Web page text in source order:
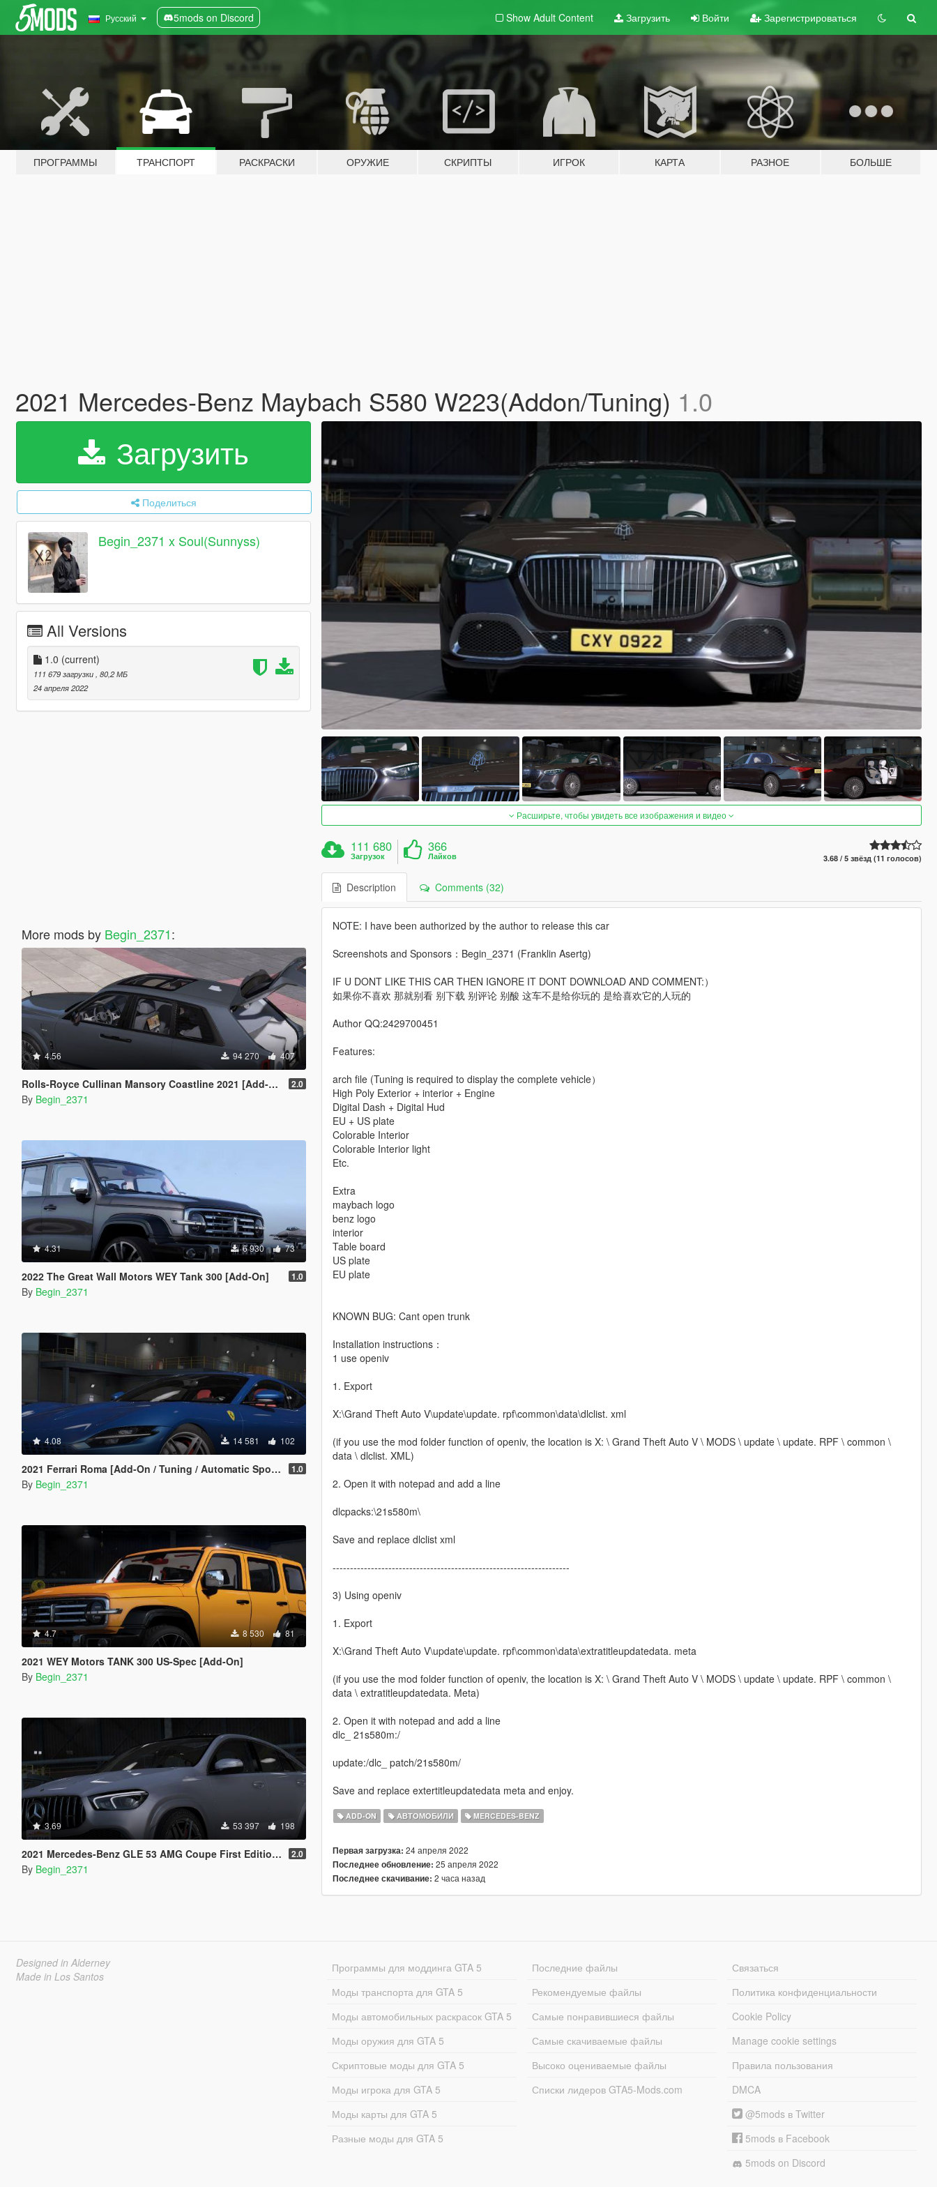
Русский 5mods on Discord Show Adult Content Загрузить Войти Зарегистрироваться
ПРОГРАММЫ ТРАНСПОРТ РАСКРАСКИ ОРУЖИЕ СКРИПТЫ ИГРОК КАРТА РАЗНОЕ БОЛЬШЕ
2021 Mercedes-Benz Maybach S580 W223(Addon/Tuning) 1.0
Загрузить
Поделиться
Begin_2371 x Soul(Sunnyss)
All Versions
1.0 (current)
111 679 загрузки , 80,2 МБ
24 апреля 2022
More mods by Begin_2371:
4.56 94 270 407
Rolls-Royce Cullinan Mansory Coastline 2021 [Add-On] 2.0
By Begin_2371
4.31 6 930 73
2022 The Great Wall Motors WEY Tank 300 [Add-On] 1.0
By Begin_2371
4.08 14 581 102
2021 Ferrari Roma [Add-On / Tuning / Automatic Spoiler] 1.0
By Begin_2371
4.7 8 530 81
2021 WEY Motors TANK 300 US-Spec [Add-On]
By Begin_2371
3.69 53 397 198
2021 Mercedes-Benz GLE 53 AMG Coupe First Edition [Add-On / Replace / FiveM] 2.0
By Begin_2371
Расширьте, чтобы увидеть все изображения и видео
111 680
Загрузок
366
Лайков 3.68 / 5 звёзд (11 голосов)
Description Comments (32)
NOTE: I have been authorized by the author to release this car
Screenshots and Sponsors：Begin_2371 (Franklin Asertg)
IF U DONT LIKE THIS CAR THEN IGNORE IT DONT DOWNLOAD AND COMMENT:）
如果你不喜欢 那就别看 别下载 别评论 别酸 这车不是给你玩的 是给喜欢它的人玩的
Author QQ:2429700451
Features:
arch file (Tuning is required to display the complete vehicle）
High Poly Exterior + interior + Engine
Digital Dash + Digital Hud
EU + US plate
Colorable Interior
Colorable Interior light
Etc.
Extra
maybach logo
benz logo
interior
Table board
US plate
EU plate
KNOWN BUG: Cant open trunk
Installation instructions：
1 use openiv
1. Export
X:\Grand Theft Auto V\update\update. rpf\common\data\dlclist. xml
(if you use the mod folder function of openiv, the location is X: \ Grand Theft Auto V \ MODS \ update \ update. RPF \ common \
data \ dlclist. XML)
2. Open it with notepad and add a line
dlcpacks:\21s580m\
Save and replace dlclist xml
--------------------------------------------------------------------
3) Using openiv
1. Export
X:\Grand Theft Auto V\update\update. rpf\common\data\extratitleupdatedata. meta
(if you use the mod folder function of openiv, the location is X: \ Grand Theft Auto V \ MODS \ update \ update. RPF \ common \
data \ extratitleupdatedata. Meta)
2. Open it with notepad and add a line
dlc_ 21s580m:/
update:/dlc_ patch/21s580m/
Save and replace extertitleupdatedata meta and enjoy.
ADD-ON АВТОМОБИЛИ MERCEDES-BENZ
Первая загрузка: 24 апреля 2022
Последнее обновление: 25 апреля 2022
Последнее скачивание: 2 часа назад
Designed in Alderney
Made in Los Santos
Программы для моддинга GTA 5
Моды транспорта для GTA 5
Моды автомобильных раскрасок GTA 5
Моды оружия для GTA 5
Скриптовые моды для GTA 5
Моды игрока для GTA 5
Моды карты для GTA 5
Разные моды для GTA 5
Последние файлы
Рекомендуемые файлы
Самые понравившиеся файлы
Самые скачиваемые файлы
Высоко оцениваемые файлы
Списки лидеров GTA5-Mods.com
Связаться
Политика конфиденциальности
Cookie Policy
Manage cookie settings
Правила пользования
DMCA
@5mods в Twitter
5mods в Facebook
5mods on Discord